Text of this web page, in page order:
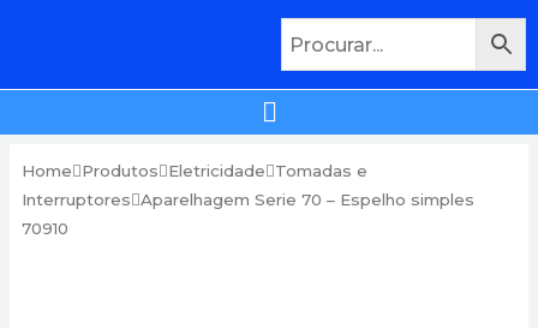
Home Produtos Eletricidade
Tomadas e
Interruptores Aparelhagem Serie 70 – Espelho simples
70910